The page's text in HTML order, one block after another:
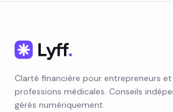
Clarté financière pour entrepreneurs et
professions médicales. Conseils
gérés numériquement.